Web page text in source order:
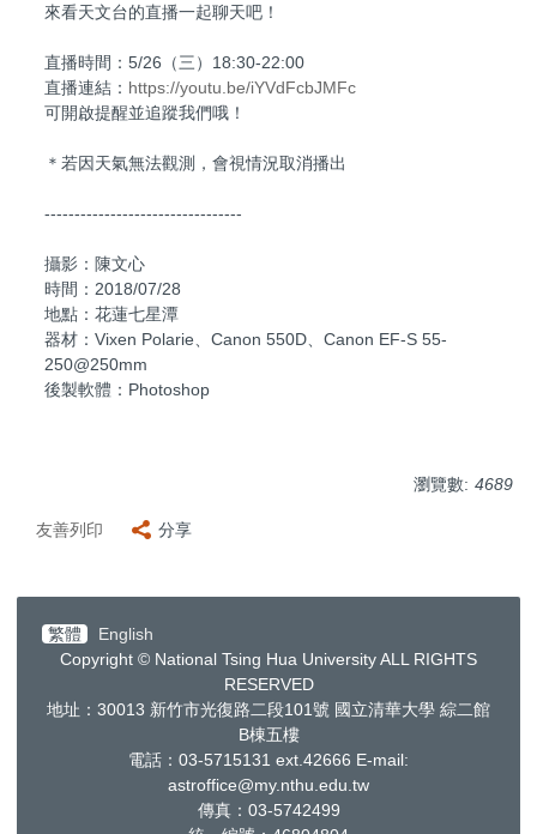
來看天文台的直播一起聊天吧！
直播時間：5/26（三）18:30-22:00
直播連結： https://youtu.be/iYVdFcbJMFc
可開啟提醒並追蹤我們哦！
＊若因天氣無法觀測，會視情況取消播出
---------------------------------
攝影：陳文心
時間：2018/07/28
地點：花蓮七星潭
器材：Vixen Polarie、Canon 550D、Canon EF-S 55-
250@250mm
後製軟體：Photoshop
瀏覽數: 4689
友善列印 分享
繁體
English
Copyright © National Tsing Hua University ALL RIGHTS
RESERVED
地址：30013 新竹市光復路二段101號 國立清華大學 綜二館
B棟五樓
電話：03-5715131 ext.42666 E-mail:
astroffice@my.nthu.edu.tw
傳真：03-5742499